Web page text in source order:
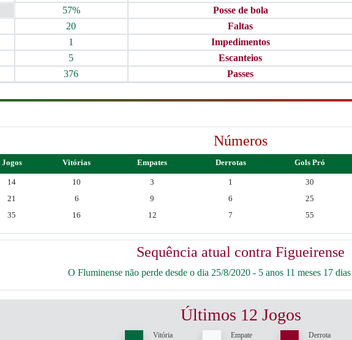
57%
Posse de bola
20 Faltas
1 Impedimentos
5 Escanteios
376 Passes
Números
Jogos Vitórias Empates Derrotas Gols Pró
14 10 3 1 30
21 6 9 6 25
35 16 12 7 55
Sequência atual contra Figueirense
O Fluminense não perde desde o dia 25/8/2020 - 5 anos 11 meses 17
Últimos 12 Jogos
Vitória Empate Derrota